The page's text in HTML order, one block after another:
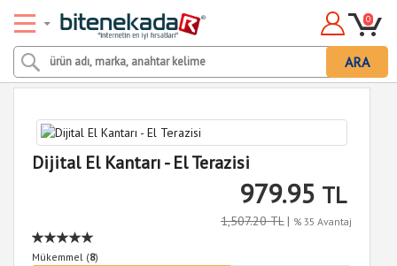
ARA
0
Dijital El Kantarı - El Terazisi
979.95 TL
1,507.20 TL| % 35 Avantaj
Mükemmel (8)